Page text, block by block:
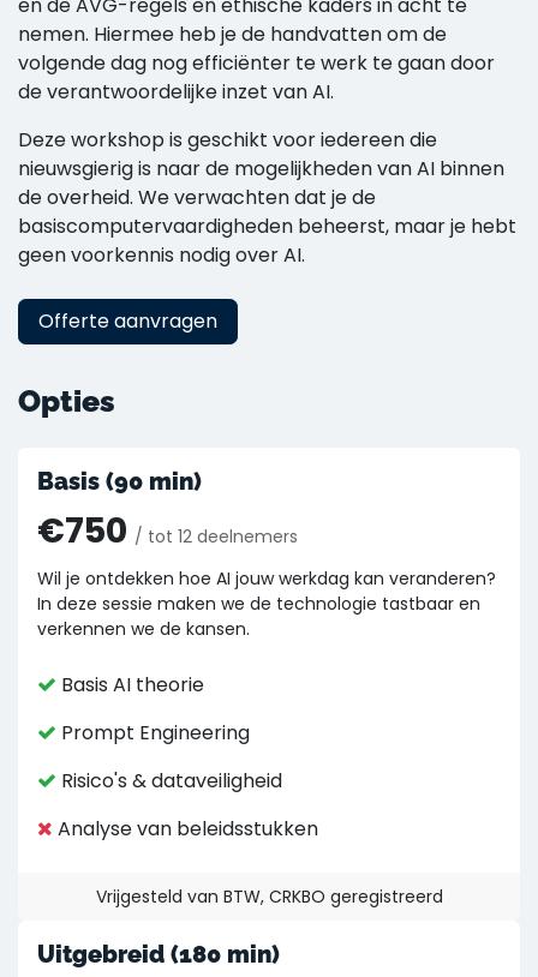
nemen. Hiermee heb je de handvatten om de
volgende dag nog efficiënter te werk te gaan door
de verantwoordelijke inzet van AI.
Deze workshop is geschikt voor iedereen die
nieuwsgierig is naar de mogelijkheden van AI binnen
de overheid. We verwachten dat je de
basiscomputervaardigheden beheerst, maar je hebt
geen voorkennis nodig over AI.
Offerte aanvragen
Opties
Basis (90 min)
€750 / tot 12 deelnemers
Wil je ontdekken hoe AI jouw werkdag kan veranderen?
In deze sessie maken we de technologie tastbaar en
verkennen we de kansen.
Basis AI theorie
Prompt Engineering
Risico's & dataveiligheid
Analyse van beleidsstukken
Vrijgesteld van BTW, CRKBO geregistreerd
Uitgebreid (180 min)